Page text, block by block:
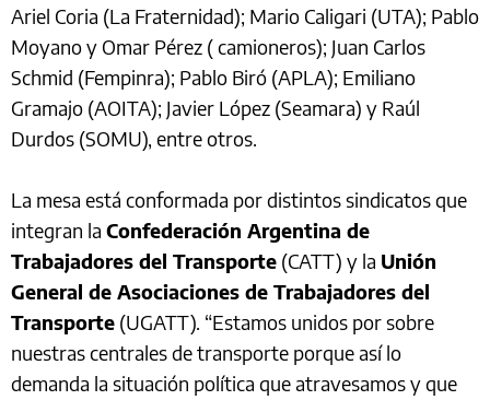
Ariel Coria (La Fraternidad); Mario Caligari (UTA); Pablo
Moyano y Omar Pérez ( camioneros); Juan Carlos
Schmid (Fempinra); Pablo Biró (APLA); Emiliano
Gramajo (AOITA); Javier López (Seamara) y Raúl
Durdos (SOMU), entre otros.
La mesa está conformada por distintos sindicatos que
integran la Confederación Argentina de
Trabajadores del Transporte (CATT) y la Unión
General de Asociaciones de Trabajadores del
Transporte (UGATT). “Estamos unidos por sobre
nuestras centrales de transporte porque así lo
demanda la situación política que atravesamos y que